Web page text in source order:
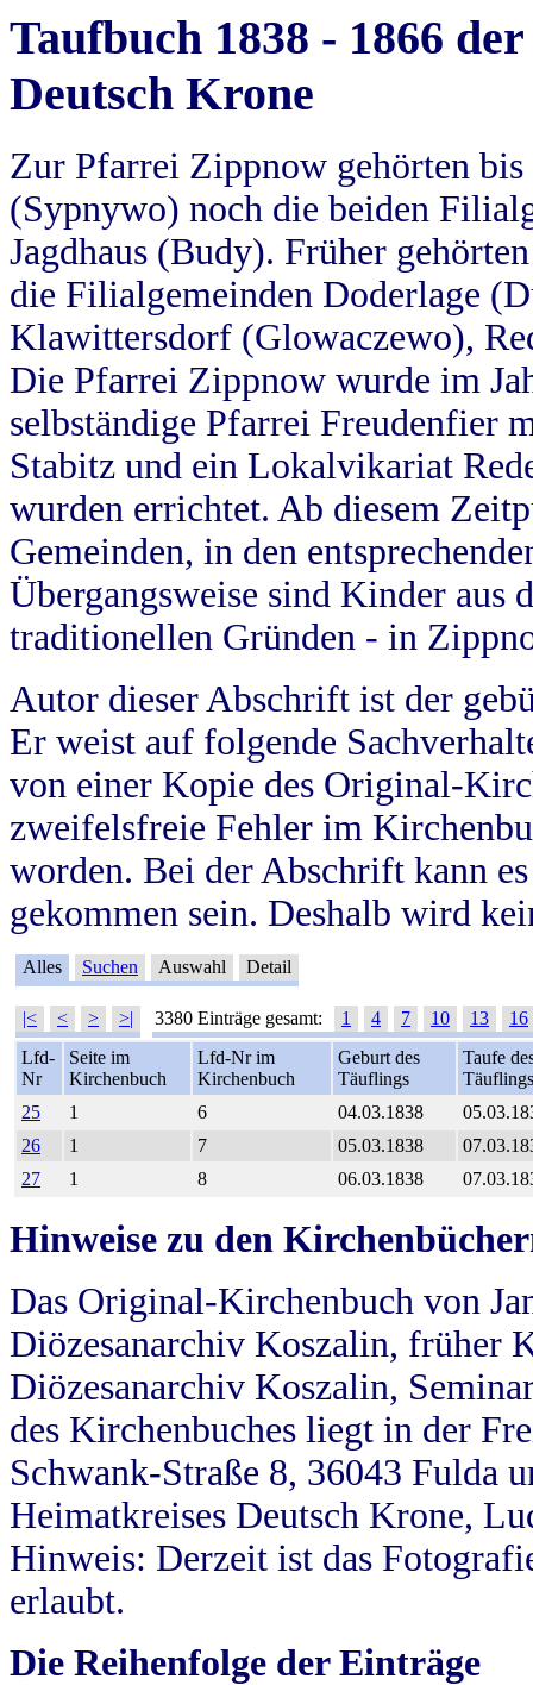
Taufbuch 1838 - 1866
Deutsch Krone
Zur Pfarrei Zippnow gehörten
(Sypnywo) noch die beiden
Jagdhaus (Budy). Früher
die Filialgemeinden Doderlage
Klawittersdorf (Glowaczewo),
Die Pfarrei Zippnow wurde im
selbständige Pfarrei Freudenfier
Stabitz und ein Lokalvikariat
wurden errichtet. Ab diesem
Gemeinden, in den
Übergangsweise sind Kinder aus
traditionellen Gründen - in
Autor dieser Abschrift ist der
Er weist auf folgende
von einer Kopie des Original-
zweifelsfreie Fehler im
worden. Bei der Abschrift kann
gekommen sein. Deshalb wird
Alles Suchen Auswahl Detail
|< < > >| 3380 Einträge gesamt: 1 4 7 10 13
16
Lfd-
Nr
Seite im
Kirchenbuch
Lfd-Nr im
Kirchenbuch
Geburt des
Täuflings
Taufe
Täuflings
25
1 6 04.03.1838
26
1 7 05.03.1838
27
1 8 06.03.1838
Hinweise zu den
Das Original-Kirchenbuch von
Diözesanarchiv Koszalin, früher
Diözesanarchiv Koszalin,
des Kirchenbuches liegt in der
Schwank-Straße 8, 36043 Fulda
Heimatkreises Deutsch Krone,
Hinweis: Derzeit ist das
erlaubt.
Die Reihenfolge der Einträge